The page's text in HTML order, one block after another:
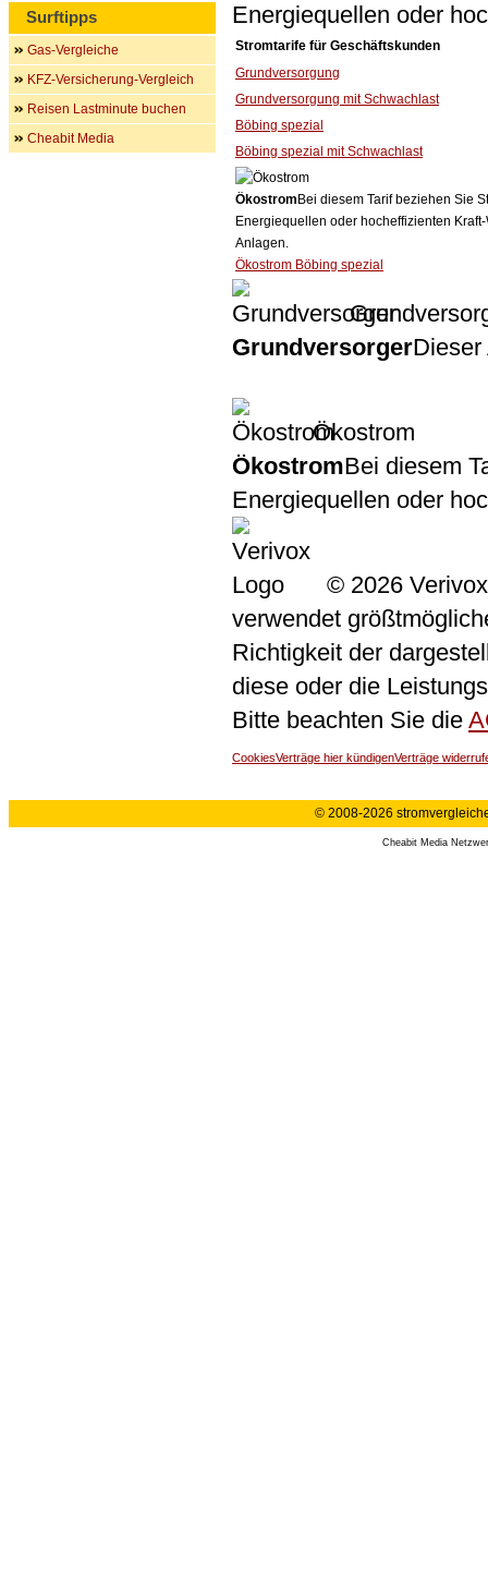
Energiequellen oder
Stromtarife für Geschäftskunden
Grundversorgung
Grundversorgung mit Schwachlast
Böbing spezial
Böbing spezial mit Schwachlast
Ökostrom Bei diesem Tarif beziehen Sie
Energiequellen oder hocheffizienten
Anlagen.
Ökostrom Böbing spezial
GrundversorgerDieser
Ökostrom
ÖkostromBei diesem
Energiequellen oder
© 2026
verwendet
Richtigkeit der
diese oder die
Bitte beachten Sie die
CookiesVerträge hier kündigenVerträge
Surftipps
Gas-Vergleiche
KFZ-Versicherung-Vergleich
Reisen Lastminute buchen
Cheabit Media
© 2008-2026
Cheabit Media